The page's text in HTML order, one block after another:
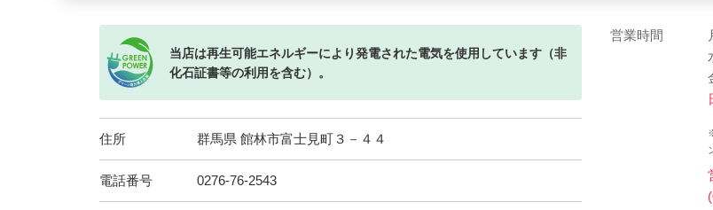
当店は再生可能エネルギーにより発電された電気を使用しています（非
化石証書等の利用を含む）。
住所 群馬県 館林市富士見町３－４４
電話番号 0276-76-2543
営業時間